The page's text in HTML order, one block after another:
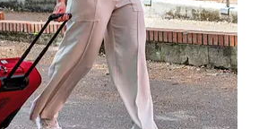
TSM vous permet d’internationaliser
vos ambitions.
à l'étranger pour un
? Découvrez les possibilités de
proposées par TSM.